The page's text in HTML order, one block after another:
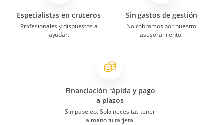
Especialistas en cruceros
Profesionales y dispuestos a
ayudar.
Sin gastos de gestión
No cobramos por nuestro
asesoramiento.
Financiación rápida y pago
a plazos
Sin papeleo. Solo necesitas tener
a mano tu tarjeta.